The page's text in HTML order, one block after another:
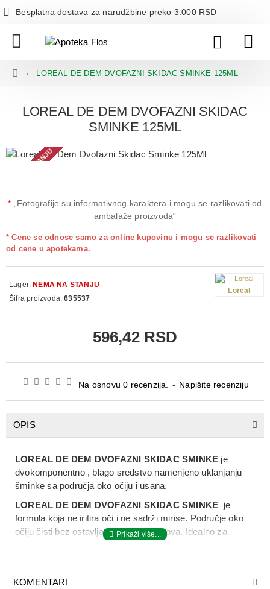
Besplatna dostava za narudžbine preko 3.000 RSD
LOREAL DE DEM DVOFAZNI SKIDAC SMINKE 125ML
LOREAL DE DEM DVOFAZNI SKIDAC
SMINKE 125ML
NEMA NA STANJU
* „Fotografije su informativnog karaktera i mogu se razlikovati od
ambalaže proizvoda“
Na osnovu 0 recenzija. - Napišite recenziju
* Cene se odnose samo za online kupovinu i mogu se razlikovati
od cene u apotekama.
596,42 RSD
Lager: NEMA NA STANJU
Šifra proizvoda: 635537
Loreal
OPIS
LOREAL DE DEM DVOFAZNI SKIDAC SMINKE je
dvokomponentno , blago sredstvo namenjeno uklanjanju
šminke sa područja oko očiju i usana.
LOREAL DE DEM DVOFAZNI SKIDAC SMINKE je
formula koja ne iritira oči i ne sadrži mirise. Područje oko
očiju čisti bez ostavljanja masnih tragova. Idealno za
KOMENTARI